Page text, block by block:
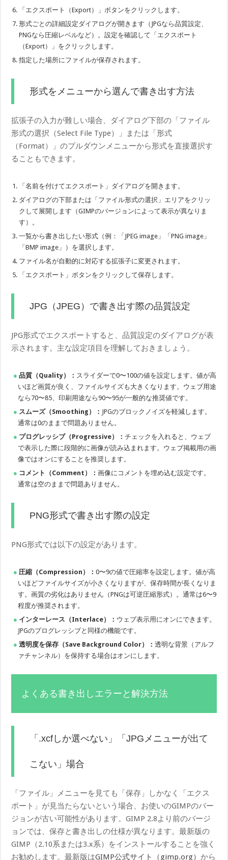
「エクスポート（Export）」ボタンをクリックします。
形式ごとの詳細設定ダイアログが開きます（JPGなら品質設定、
PNGなら圧縮レベルなど）。設定を確認して「エクスポート
（Export）」をクリックします。
指定した場所にファイルが保存されます。
形式をメニューから選んで書き出す方法
拡張子の入力が難しい場合、ダイアログ下部の「ファイル
形式の選択（Select File Type）」または「形式
（Format）」のプルダウンメニューから形式を直接選択す
ることもできます。
「名前を付けてエクスポート」ダイアログを開きます。
ダイアログの下部または「ファイル形式の選択」エリアをクリッ
クして展開します（GIMPのバージョンによって表示が異なりま
す）。
一覧から書き出したい形式（例：「JPEG image」「PNG image」
「BMP image」）を選択します。
ファイル名が自動的に対応する拡張子に変更されます。
「エクスポート」ボタンをクリックして保存します。
JPG（JPEG）で書き出す際の品質設定
JPG形式でエクスポートすると、品質設定のダイアログが表
示されます。主な設定項目を理解しておきましょう。
品質（Quality）： スライダーで0〜100の値を設定します。値が高
いほど画質が良く、ファイルサイズも大きくなります。ウェブ用途
なら70〜85、印刷用途なら90〜95が一般的な推奨値です。
スムーズ（Smoothing）： JPGのブロックノイズを軽減します。
通常は0のままで問題ありません。
プログレッシブ（Progressive）：チェックを入れると、ウェブ
で表示した際に段階的に画像が読み込まれます。ウェブ掲載用の画
像ではオンにすることを推奨します。
コメント（Comment）：画像にコメントを埋め込む設定です。
通常は空のままで問題ありません。
PNG形式で書き出す際の設定
PNG形式では以下の設定があります。
圧縮（Compression）：0〜9の値で圧縮率を設定します。値が高
いほどファイルサイズが小さくなりますが、保存時間が長くなりま
す。画質の劣化はありません（PNGは可逆圧縮形式）。通常は6〜9
程度が推奨されます。
インターレース（Interlace）： ウェブ表示用にオンにできます。
JPGのプログレッシブと同様の機能です。
透明度を保存（Save Background Color）：透明な背景（アルフ
ァチャンネル）を保持する場合はオンにします。
よくある書き出しエラーと解決方法
「.xcfしか選べない」「JPGメニューが出て
こない」場合
「ファイル」メニューを見ても「保存」しかなく「エクス
ポート」が見当たらないという場合、お使いのGIMPのバー
ジョンが古い可能性があります。GIMP 2.8より前のバージ
ョンでは、保存と書き出しの仕様が異なります。最新版の
GIMP（2.10系または3.x系）をインストールすることを強く
お勧めします。最新版はGIMP公式サイト（gimp.org） から